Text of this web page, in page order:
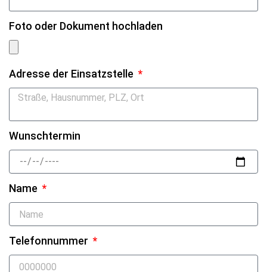
Foto oder Dokument hochladen
Adresse der Einsatzstelle
Wunschtermin
Name
Telefonnummer